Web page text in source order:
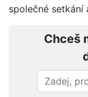
společné setkání
Chceš